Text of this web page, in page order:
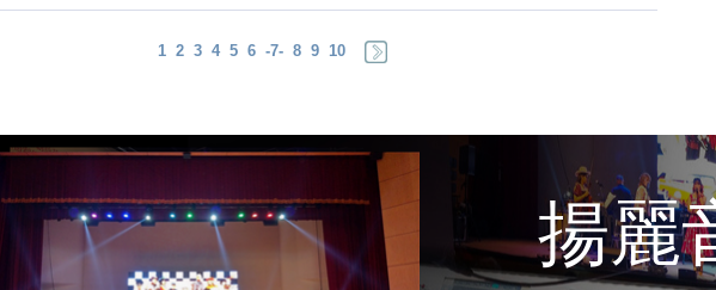
1 2 3 4 5 6-7- 8 9 10